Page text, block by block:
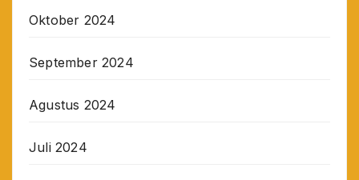
Oktober 2024
September 2024
Agustus 2024
Juli 2024